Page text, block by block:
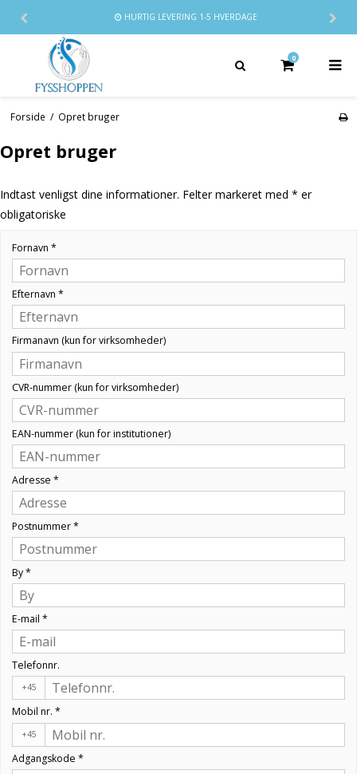
HURTIG LEVERING 1-5 HVERDAGE
0
Forside / Opret bruger
Opret bruger
Indtast venligst dine informationer. Felter markeret med * er
obligatoriske
Fornavn *
Efternavn *
Firmanavn (kun for virksomheder)
CVR-nummer (kun for virksomheder)
EAN-nummer (kun for institutioner)
Adresse *
Postnummer*
By*
E-mail *
Telefonnr.
+45
Mobil nr. *
+45
Adgangskode *